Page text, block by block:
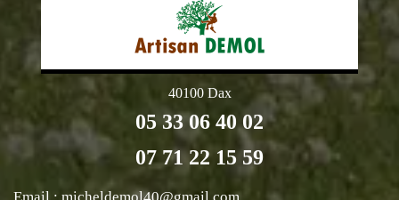
40100 Dax
05 33 06 40 02
07 71 22 15 59